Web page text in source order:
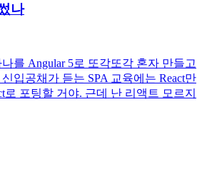
나
를 Angular 5로 또각또각 혼자 만들고
입공채가 듣는 SPA 교육에는 React만
로 포팅할 거야. 근데 난 리액트 모르지